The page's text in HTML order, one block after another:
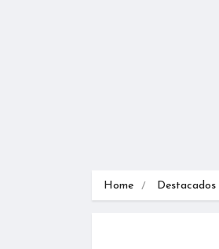
Home Destacados